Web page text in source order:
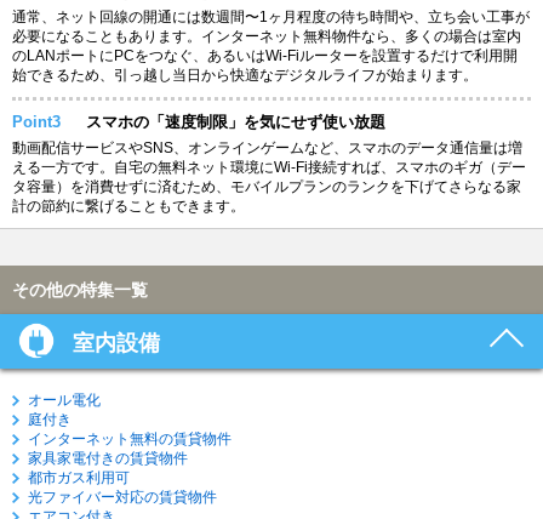
通常、ネット回線の開通には数週間〜1ヶ月程度の待ち時間や、立ち会い工事が
必要になることもあります。インターネット無料物件なら、多くの場合は室内
のLANポートにPCをつなぐ、あるいはWi-Fiルーターを設置するだけで利用開
始できるため、引っ越し当日から快適なデジタルライフが始まります。
Point3 スマホの「速度制限」を気にせず使い放題
動画配信サービスやSNS、オンラインゲームなど、スマホのデータ通信量は増
える一方です。自宅の無料ネット環境にWi-Fi接続すれば、スマホのギガ（デー
タ容量）を消費せずに済むため、モバイルプランのランクを下げてさらなる家
計の節約に繋げることもできます。
その他の特集一覧
室内設備
オール電化
庭付き
インターネット無料の賃貸物件
家具家電付きの賃貸物件
都市ガス利用可
光ファイバー対応の賃貸物件